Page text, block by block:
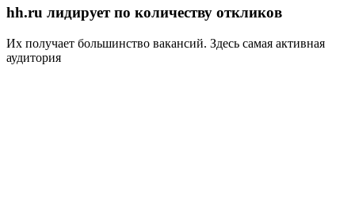
hh.ru лидирует по количеству откликов
Их получает большинство вакансий. Здесь самая активная
аудитория